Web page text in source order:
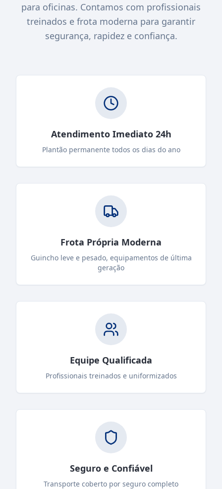
para oficinas. Contamos com profissionais
treinados e frota moderna para garantir
segurança, rapidez e confiança.
Atendimento Imediato 24h
Plantão permanente todos os dias do ano
Frota Própria Moderna
Guincho leve e pesado, equipamentos de última
geração
Equipe Qualificada
Profissionais treinados e uniformizados
Seguro e Confiável
Transporte coberto por seguro completo